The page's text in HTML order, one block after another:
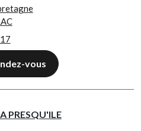
vous
PRESQU'ILE